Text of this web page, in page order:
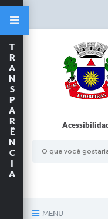
MENU
T
R
A
N
S
P
A
R
Ê
N
C
I
A